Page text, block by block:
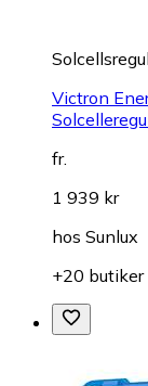
Victron
fr.
1 939 kr
hos Sunlux
+20 butiker